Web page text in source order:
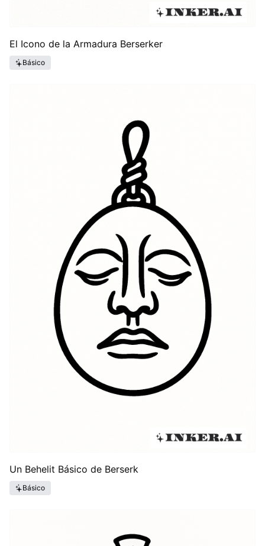
El Icono de la Armadura Berserker
Básico
Un Behelit Básico de Berserk
Básico